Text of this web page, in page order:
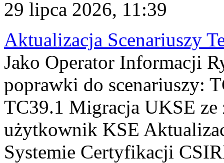
29 lipca 2026, 11:39
Aktualizacja Scenariuszy
Jako Operator Informacji
poprawki do scenariuszy:
TC39.1 Migracja UKSE
użytkownik KSE
Systemie Certyfikacji